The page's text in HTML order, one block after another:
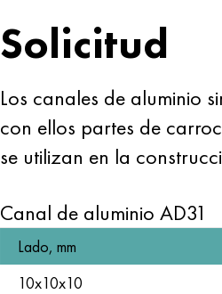
Solicitud
Los canales de aluminio
con ellos partes de
se utilizan en la
Canal de aluminio AD31
Lado, mm
10x10x10